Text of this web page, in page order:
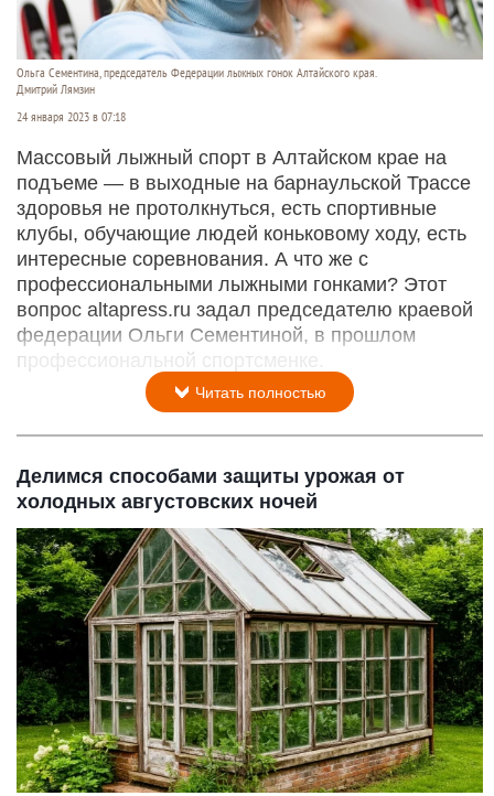
Ольга Сементина, председатель Федерации лыжных гонок Алтайского края.
Дмитрий Лямзин
24 января 2023 в 07:18
Массовый лыжный спорт в Алтайском крае на
подъеме — в выходные на барнаульской Трассе
здоровья не протолкнуться, есть спортивные
клубы, обучающие людей коньковому ходу, есть
интересные соревнования. А что же с
профессиональными лыжными гонками? Этот
вопрос altapress.ru задал председателю краевой
федерации Ольги Сементиной, в прошлом
профессиональной спортсменке.
Читать полностью
Делимся способами защиты урожая от
холодных августовских ночей